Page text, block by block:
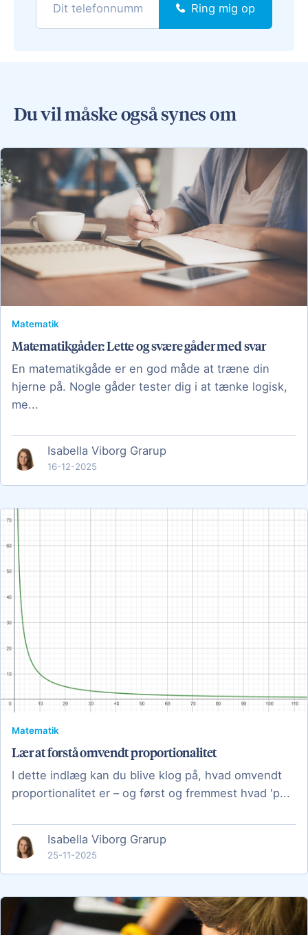
Ring mig op
Du vil måske også synes om
Matematik
Matematikgåder: Lette og svære gåder med svar
En matematikgåde er en god måde at træne din
hjerne på. Nogle gåder tester dig i at tænke logisk,
me...
Isabella Viborg Grarup
16-12-2025
Matematik
Lær at forstå omvendt proportionalitet
I dette indlæg kan du blive klog på, hvad omvendt
proportionalitet er – og først og fremmest hvad 'p...
Isabella Viborg Grarup
25-11-2025